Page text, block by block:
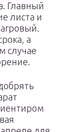
Главный
листа и
а
случае